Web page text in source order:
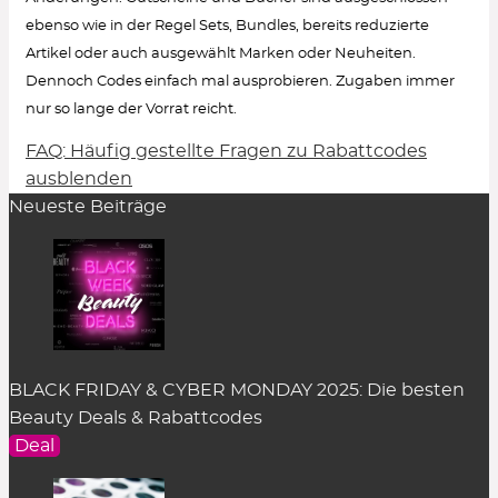
ebenso wie in der Regel Sets, Bundles, bereits reduzierte
Artikel oder auch ausgewählt Marken oder Neuheiten.
Dennoch Codes einfach mal ausprobieren. Zugaben immer
nur so lange der Vorrat reicht.
Wie löse ich einen Rabattcode ein?
Um den Gutschein-Code anzuzeigen, klicke in
der Rabatt-Beschreibung auf den Button
zeigen“. Es öffnet sich ein Pop-up-Fenster.
Einfach auf„kopieren“
zwischengespeichert.
Im Warenkorb des dazugehörigen Online Shops
kann der Rabattcode im entsprechenden Feld
eingefügt werden. Das Feld befindet sich an
FAQ: Häufig gestellte Fragen zu Rabattcodes
ausblenden
Neueste Beiträge
BLACK FRIDAY & CYBER MONDAY 2025: Die besten
Beauty Deals & Rabattcodes
Deal